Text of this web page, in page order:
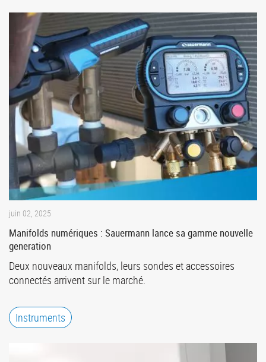
juin 02, 2025
Manifolds numériques : Sauermann lance sa gamme nouvelle
generation
Deux nouveaux manifolds, leurs sondes et accessoires
connectés arrivent sur le marché.
Instruments